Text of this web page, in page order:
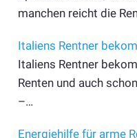
manchen reicht die
Italiens Rentner
Italiens Rentner
Renten und auch
–…
Energiehilfe für arme